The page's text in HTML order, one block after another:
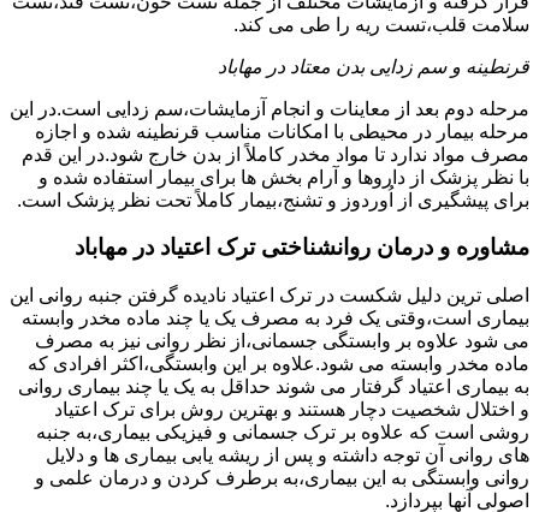
سلامت قلب،تست ریه را طی می کند.
قرنطینه و سم زدایی بدن معتاد در مهاباد
مرحله دوم بعد از معاینات و انجام آزمایشات،سم زدایی است.در این
مرحله بیمار در محیطی با امکانات مناسب قرنطینه شده و اجازه
مصرف مواد ندارد تا مواد مخدر کاملاً از بدن خارج شود.در این قدم
با نظر پزشک از داروها و آرام بخش ها برای بیمار استفاده شده و
برای پیشگیری از اُوردوز و تشنج،بیمار کاملاً تحت نظر پزشک است.
مشاوره و درمان روانشناختی ترک اعتیاد در مهاباد
اصلی ترین دلیل شکست در ترک اعتیاد نادیده گرفتن جنبه روانی این
بیماری است،وقتی یک فرد به مصرف یک یا چند ماده مخدر وابسته
می شود علاوه بر وابستگی جسمانی،از نظر روانی نیز به مصرف
ماده مخدر وابسته می شود.علاوه بر این وابستگی،اکثر افرادی که
به بیماری اعتیاد گرفتار می شوند حداقل به یک یا چند بیماری روانی
و اختلال شخصیت دچار هستند و بهترین روش برای ترک اعتیاد
روشی است که علاوه بر ترک جسمانی و فیزیکی بیماری،به جنبه
های روانی آن توجه داشته و پس از ریشه یابی بیماری ها و دلایل
روانی وابستگی به این بیماری،به برطرف کردن و درمان علمی و
اصولی آنها بپردازد.